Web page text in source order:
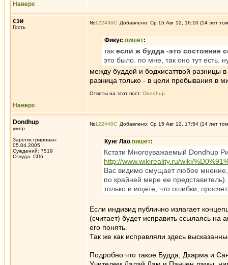
Наверх
сэи
Гость
№122436 Добавлено: Ср 15 Авг 12, 16:10 (14 лет
Фикус пишет:
так если ж будда -это состояние
это было. по мне, так оно тут есть.
между буддой и бодхисаттвой разницы в
разница только - в цели пребывания в
Ответы на этот пост: Dondhup
Наверх
Dondhup
умер
Зарегистрирован:
05.04.2005
Суждений: 7519
Откуда: СПб
№122440 Добавлено: Ср 15 Авг 12, 17:54 (14 лет
Кунг Лао пишет:
Кстати Многоуважаемый Dondhup
http://www.wikireality.ru/wiki/
Вас видимо смущает любое
по крайней мере ее
только и ищете, что ошибки,
Если индивид публично излагает
(считает) будет исправить ссылаясь
его понять.
Так же как исправляли здесь
Подробно что такое Будда, Дхарма и